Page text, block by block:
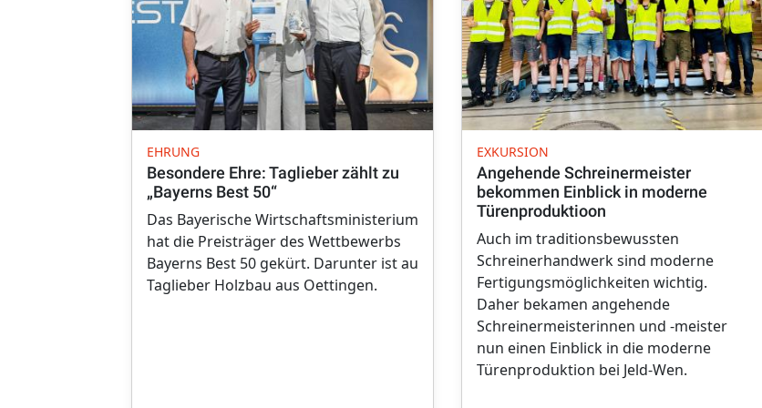
EHRUNG
Besondere Ehre: Taglieber zählt zu
„Bayerns Best 50“
Das Bayerische Wirtschaftsministerium
hat die Preisträger des Wettbewerbs
Bayerns Best 50 gekürt. Darunter ist au
Taglieber Holzbau aus Oettingen.
EXKURSION
Angehende Schreinermeister
bekommen Einblick in moderne
Türenproduktioon
Auch im traditionsbewussten
Schreinerhandwerk sind moderne
Fertigungsmöglichkeiten wichtig.
Daher bekamen angehende
Schreinermeisterinnen und -meister
nun einen Einblick in die moderne
Türenproduktion bei Jeld-Wen.